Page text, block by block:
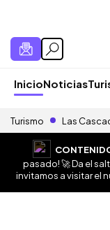
InicioNoticias
Turismo Las
pasado! 🚀 Da el
invitamos a visitar el